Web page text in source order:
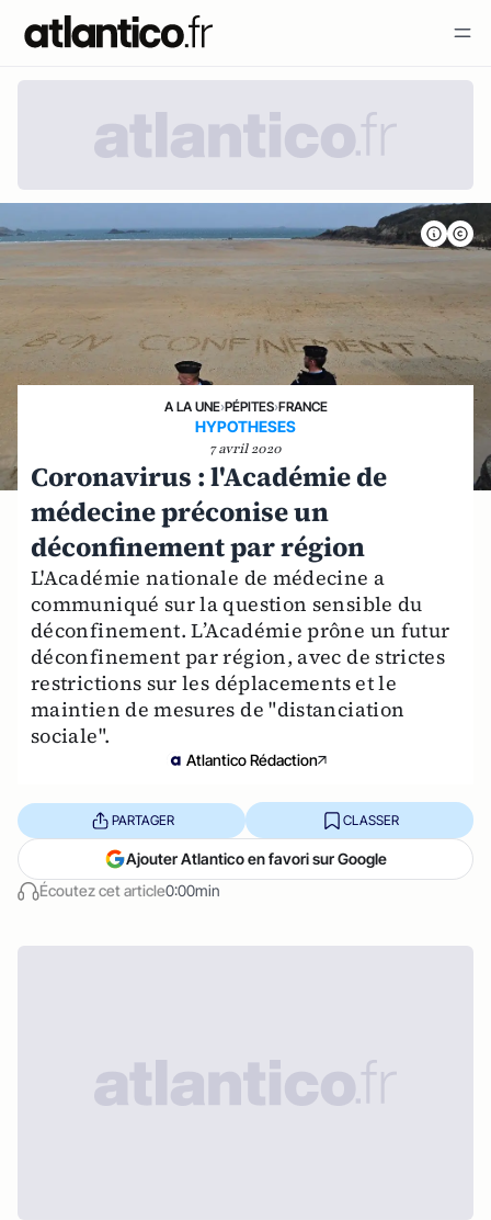
A LA UNE›PÉPITES›FRANCE
HYPOTHESES
7 avril 2020
Coronavirus : l'Académie de
médecine préconise un
déconfinement par région
L'Académie nationale de médecine a
communiqué sur la question sensible du
déconfinement. L’Académie prône un futur
déconfinement par région, avec de strictes
restrictions sur les déplacements et le
maintien de mesures de "distanciation
sociale".
Atlantico Rédaction
Écoutez cet article0:00min
PARTAGER CLASSER
Ajouter Atlantico en favori sur Google